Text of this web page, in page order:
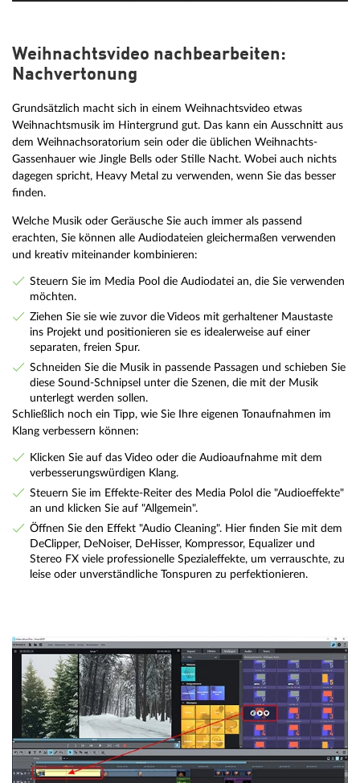
Weihnachtsvideo nachbearbeiten:
Nachvertonung
Grundsätzlich macht sich in einem Weihnachtsvideo etwas
Weihnachtsmusik im Hintergrund gut. Das kann ein Ausschnitt aus
dem Weihnachsoratorium sein oder die üblichen Weihnachts-
Gassenhauer wie Jingle Bells oder Stille Nacht. Wobei auch nichts
dagegen spricht, Heavy Metal zu verwenden, wenn Sie das besser
finden.
Welche Musik oder Geräusche Sie auch immer als passend
erachten, Sie können alle Audiodateien gleichermaßen verwenden
und kreativ miteinander kombinieren:
Steuern Sie im Media Pool die Audiodatei an, die Sie verwenden
möchten.
Ziehen Sie sie wie zuvor die Videos mit gerhaltener Maustaste
ins Projekt und positionieren sie es idealerweise auf einer
separaten, freien Spur.
Schneiden Sie die Musik in passende Passagen und schieben Sie
diese Sound-Schnipsel unter die Szenen, die mit der Musik
unterlegt werden sollen.
Schließlich noch ein Tipp, wie Sie Ihre eigenen Tonaufnahmen im
Klang verbessern können:
Klicken Sie auf das Video oder die Audioaufnahme mit dem
verbesserungswürdigen Klang.
Steuern Sie im Effekte-Reiter des Media Polol die "Audioeffekte"
an und klicken Sie auf "Allgemein".
Öffnen Sie den Effekt "Audio Cleaning". Hier finden Sie mit dem
DeClipper, DeNoiser, DeHisser, Kompressor, Equalizer und
Stereo FX viele professionelle Spezialeffekte, um verrauschte, zu
leise oder unverständliche Tonspuren zu perfektionieren.